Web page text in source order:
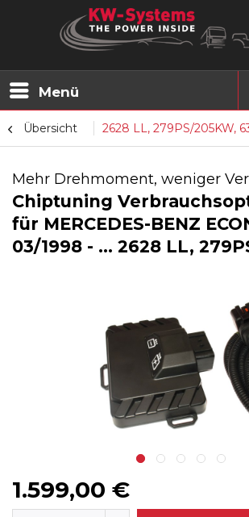
Menü
Übersicht 2628 LL, 279PS/205KW,
Mehr Drehmoment, weniger
Chiptuning
für MERCEDES-BENZ
03/1998 - ... 2628 LL,
1.599,00 €